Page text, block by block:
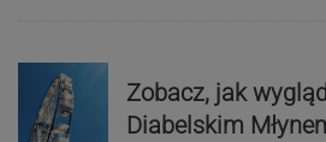
Zobacz, jak
Diabelskim